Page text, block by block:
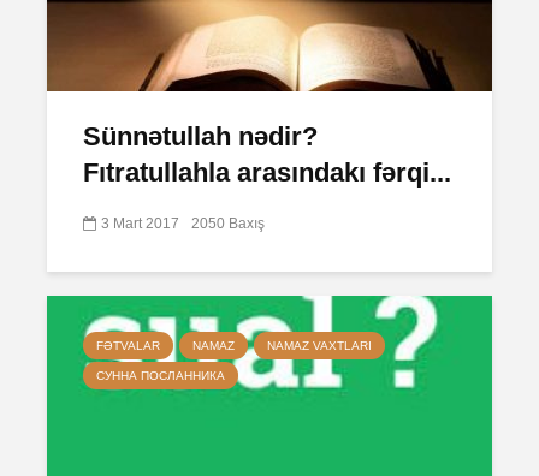
Sünnətullah nədir?
Fıtratullahla arasındakı fərqi...
3 Mart 2017 2050 Baxış
FƏTVALAR NAMAZ NAMAZ VAXTLARI
СУННА ПОСЛАННИКА